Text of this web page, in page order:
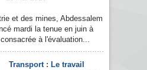
et des mines, Abdessalem
mardi la tenue en juin à
à l'évaluation...
Transport : Le travail